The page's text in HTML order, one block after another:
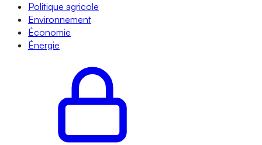
Politique agricole
Environnement
Économie
Énergie